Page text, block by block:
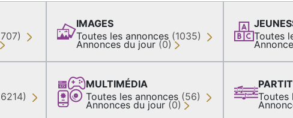
IMAGES
Toutes les annonces (1035)
Annonces du jour (0)
MULTIMÉDIA
Toutes les annonces (56)
Annonces du jour (0)
Toutes
Toutes